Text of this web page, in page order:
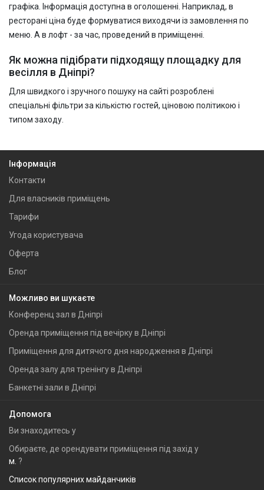
графіка. Інформація доступна в оголошенні. Наприклад, в
ресторані ціна буде формуватися виходячи із замовлення по
меню. А в лофт - за час, проведений в приміщенні.
Як можна підібрати підходящу площадку для
весілля в Дніпрі?
Для швидкого і зручного пошуку на сайті розроблені
спеціальні фільтри за кількістю гостей, ціновою політикою і
типом заходу.
Інформація
Контакти
Для власників приміщень
Тарифи
Угода користувача
Оферта
Блог
Можливо ви шукаєте
Конференц зал в Дніпрі
Оренда приміщення під вечірку в Дніпрі
Приміщення для дитячого дня народження в Дніпрі
Оренда залу для тренінгу в Дніпрі
Банкетні зали в Дніпрі
Допомога
Ви знаходитесь у
Обираєте, де орендувати приміщення під захід у
м. ?
Список популярних майданчиків